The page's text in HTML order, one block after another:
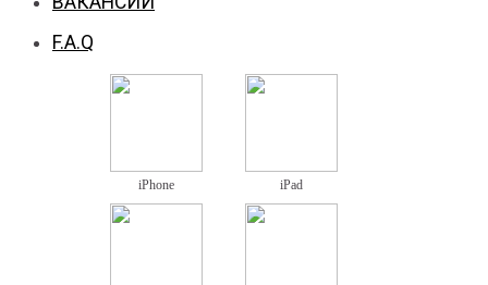
F.A.Q
iPhone iPad